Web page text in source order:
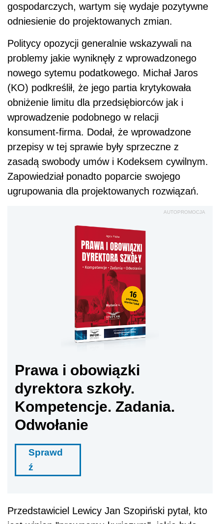
gospodarczych, wartym się wydaje pozytywne
odniesienie do projektowanych zmian.
Politycy opozycji generalnie wskazywali na
problemy jakie wyniknęły z wprowadzonego
nowego sytemu podatkowego. Michał Jaros
(KO) podkreślił, że jego partia krytykowała
obniżenie limitu dla przedsiębiorców jak i
wprowadzenie podobnego w relacji
konsument-firma. Dodał, że wprowadzone
przepisy w tej sprawie były sprzeczne z
zasadą swobody umów i Kodeksem cywilnym.
Zapowiedział ponadto poparcie swojego
ugrupowania dla projektowanych rozwiązań.
AUTOPROMOCJA
Prawa i obowiązki
dyrektora szkoły.
Kompetencje. Zadania.
Odwołanie
Sprawd
ź
Przedstawiciel Lewicy Jan Szopiński pytał, kto